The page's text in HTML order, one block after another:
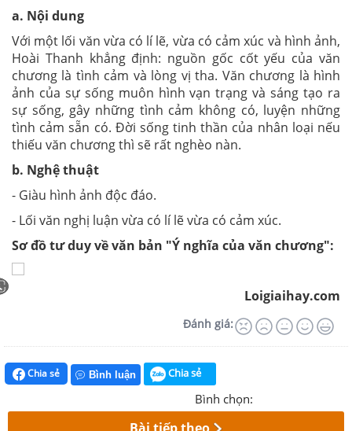
a. Nội dung
Với một lối văn vừa có lí lẽ, vừa có cảm xúc và hình ảnh,
Hoài Thanh khẳng định: nguồn gốc cốt yếu của văn
chương là tình cảm và lòng vị tha. Văn chương là hình
ảnh của sự sống muôn hình vạn trạng và sáng tạo ra
sự sống, gây những tình cảm không có, luyện những
tình cảm sẵn có. Đời sống tinh thần của nhân loại nếu
thiếu văn chương thì sẽ rất nghèo nàn.
b. Nghệ thuật
- Giàu hình ảnh độc đáo.
- Lối văn nghị luận vừa có lí lẽ vừa có cảm xúc.
Sơ đồ tư duy về văn bản "Ý nghĩa của văn chương":
Loigiaihay.com
Đánh giá:
Chia sẻ Bình luận Chia sẻ
Bình chọn:
Bài tiếp theo